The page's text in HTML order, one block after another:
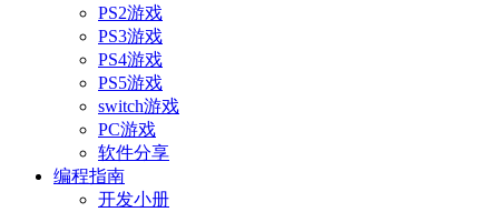
PS2游戏
PS3游戏
PS4游戏
PS5游戏
switch游戏
PC游戏
软件分享
编程指南
开发小册